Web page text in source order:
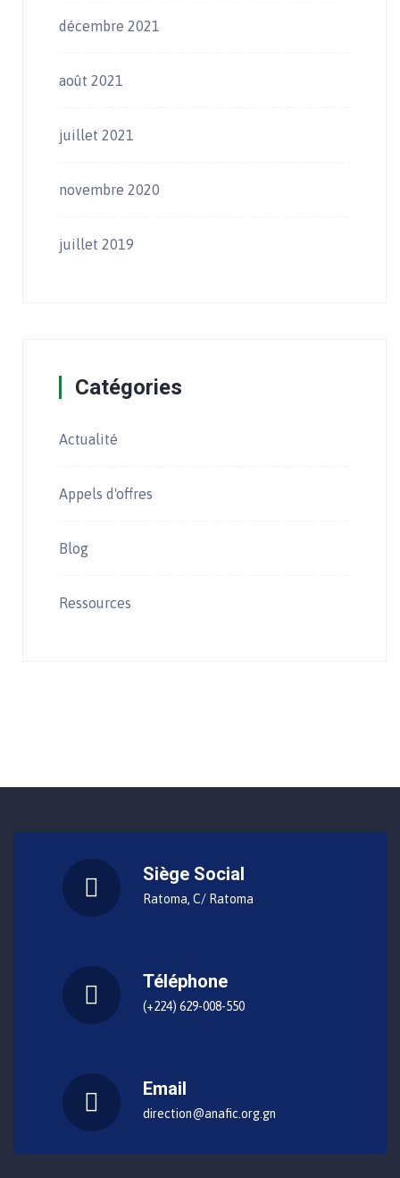
décembre 2021
août 2021
juillet 2021
novembre 2020
juillet 2019
Catégories
Actualité
Appels d'offres
Blog
Ressources
Siège Social
Ratoma, C/ Ratoma
Téléphone
(+224) 629-008-550
Email
direction@anafic.org.gn